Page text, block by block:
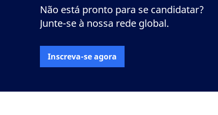
Não está pronto para se candidatar?
Junte-se à nossa rede global.
Inscreva-se agora